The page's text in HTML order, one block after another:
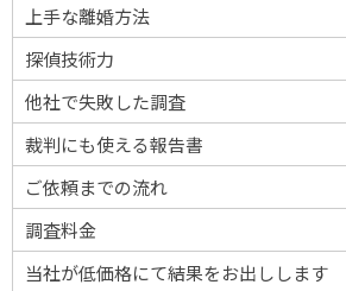
上手な離婚方法
探偵技術力
他社で失敗した調査
裁判にも使える報告書
ご依頼までの流れ
調査料金
当社が低価格にて結果をお出しします